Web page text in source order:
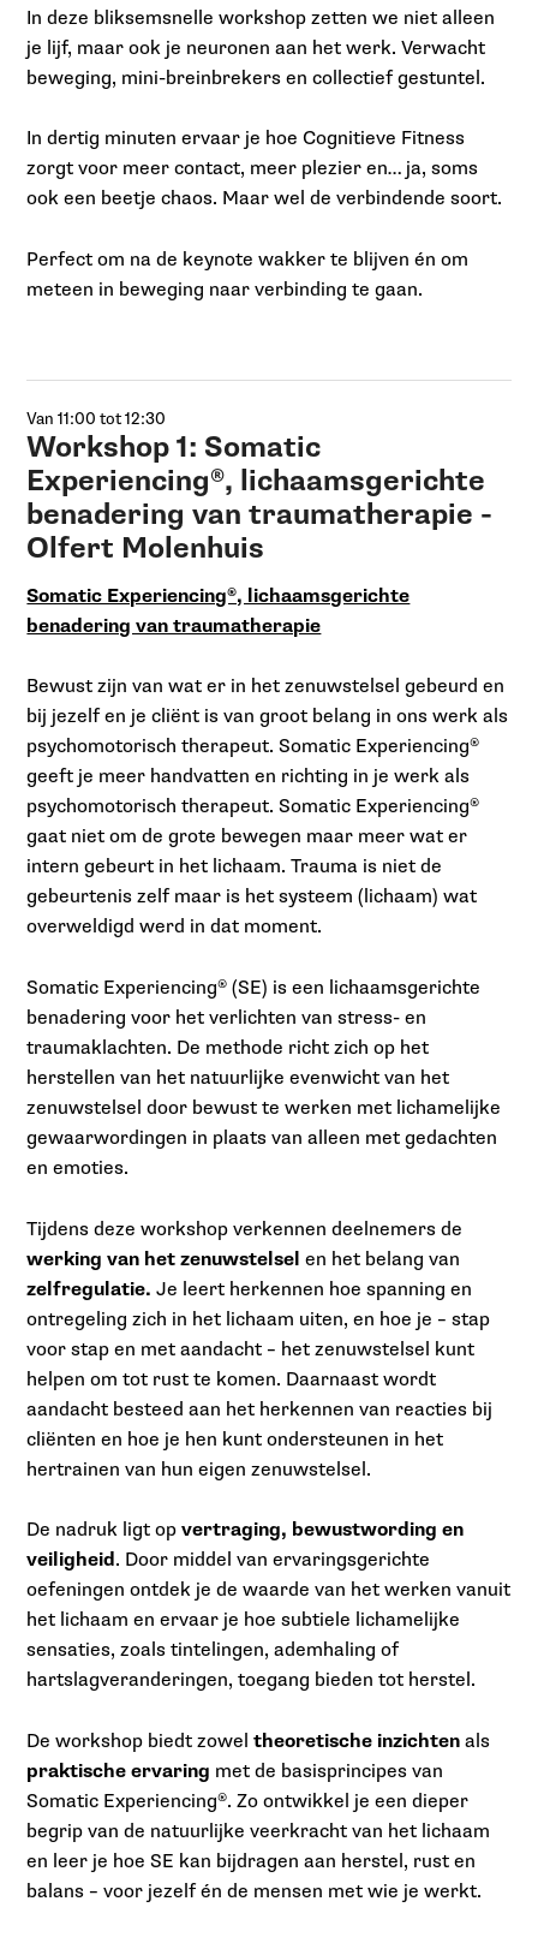
In deze bliksemsnelle workshop zetten we niet alleen
je lijf, maar ook je neuronen aan het werk. Verwacht
beweging, mini-breinbrekers en collectief gestuntel.
In dertig minuten ervaar je hoe Cognitieve Fitness
zorgt voor meer contact, meer plezier en… ja, soms
ook een beetje chaos. Maar wel de verbindende soort.
Perfect om na de keynote wakker te blijven én om
meteen in beweging naar verbinding te gaan.
Van 11:00 tot 12:30
Workshop 1: Somatic
Experiencing®, lichaamsgerichte
benadering van traumatherapie -
Olfert Molenhuis
Somatic Experiencing®, lichaamsgerichte
benadering van traumatherapie
Bewust zijn van wat er in het zenuwstelsel gebeurd en
bij jezelf en je cliënt is van groot belang in ons werk als
psychomotorisch therapeut. Somatic Experiencing®
geeft je meer handvatten en richting in je werk als
psychomotorisch therapeut. Somatic Experiencing®
gaat niet om de grote bewegen maar meer wat er
intern gebeurt in het lichaam. Trauma is niet de
gebeurtenis zelf maar is het systeem (lichaam) wat
overweldigd werd in dat moment.
Somatic Experiencing® (SE) is een lichaamsgerichte
benadering voor het verlichten van stress- en
traumaklachten. De methode richt zich op het
herstellen van het natuurlijke evenwicht van het
zenuwstelsel door bewust te werken met lichamelijke
gewaarwordingen in plaats van alleen met gedachten
en emoties.
Tijdens deze workshop verkennen deelnemers de
werking van het zenuwstelsel en het belang van
zelfregulatie. Je leert herkennen hoe spanning en
ontregeling zich in het lichaam uiten, en hoe je – stap
voor stap en met aandacht – het zenuwstelsel kunt
helpen om tot rust te komen. Daarnaast wordt
aandacht besteed aan het herkennen van reacties bij
cliënten en hoe je hen kunt ondersteunen in het
hertrainen van hun eigen zenuwstelsel.
De nadruk ligt opvertraging, bewustwording en
veiligheid. Door middel van ervaringsgerichte
oefeningen ontdek je de waarde van het werken vanuit
het lichaam en ervaar je hoe subtiele lichamelijke
sensaties, zoals tintelingen, ademhaling of
hartslagveranderingen, toegang bieden tot herstel.
De workshop biedt zoweltheoretische inzichten als
praktische ervaring met de basisprincipes van
Somatic Experiencing®. Zo ontwikkel je een dieper
begrip van de natuurlijke veerkracht van het lichaam
en leer je hoe SE kan bijdragen aan herstel, rust en
balans – voor jezelf én de mensen met wie je werkt.